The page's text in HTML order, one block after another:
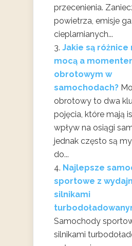
przecenienia.
powietrza, emisje
cieplarnianych...
Jakie są różnice
mocą a
obrotowym w
samochodach?
obrotowy to dwa
pojęcia, które mają
wpływ na osiągi
jednak często są
do...
Najlepsze
sportowe z
silnikami
Samochody
silnikami